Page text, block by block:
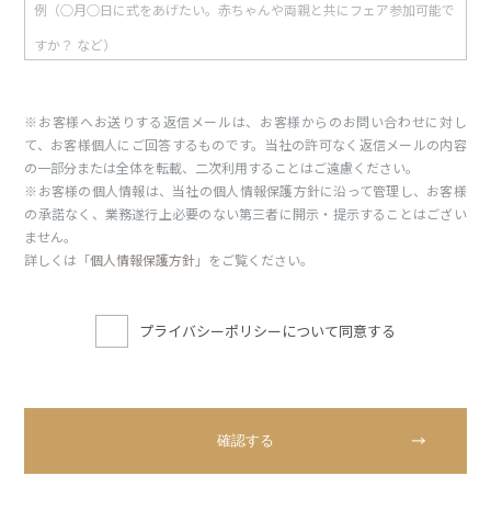
※お客様へお送りする返信メールは、お客様からのお問い合わせに対し
て、お客様個人にご回答するものです。当社の許可なく返信メールの内容
の一部分または全体を転載、二次利用することはご遠慮ください。
※お客様の個人情報は、当社の個人情報保護方針に沿って管理し、お客様
の承諾なく、業務遂行上必要のない第三者に開示・提示することはござい
ません。
詳しくは「個人情報保護方針」をご覧ください。
プライバシーポリシーについて同意する